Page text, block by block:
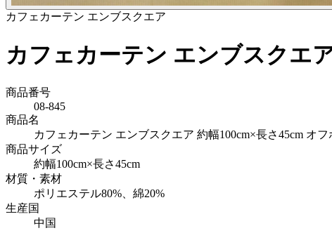
カフェカーテン エンブスクエア
カフェカーテン エンブスクエ
商品番号
08-845
商品名
カフェカーテン エンブスクエア 約幅100cm×長さ45cm オフ
商品サイズ
約幅100cm×長さ45cm
材質・素材
ポリエステル80%、綿20%
生産国
中国